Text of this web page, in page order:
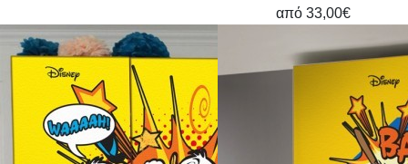
από 33,00€